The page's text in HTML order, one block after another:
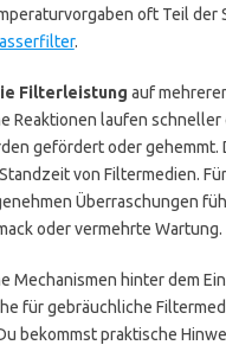
oft Teil der
.
Filterleistung auf
Reaktionen laufen
gefördert oder gehemmt.
von Filtermedien.
Überraschungen
oder vermehrte Wartung.
Mechanismen hinter dem
für gebräuchliche
bekommst praktische